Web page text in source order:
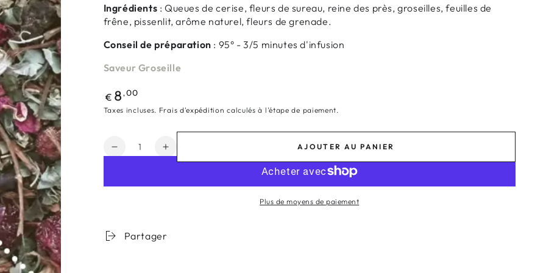
Ingrédients : Queues de cerise, fleurs de sureau, reine des près, groseilles, feuilles de
frêne, pissenlit, arôme naturel, fleurs de grenade.
Conseil de préparation : 95° - 3/5 minutes d'infusion
Saveur Groseille
Prix
normal
€ 8 ,00
Taxes incluses. Frais d'expédition calculés à l'étape de paiement.
Quantité
Réduire
de
&quot;Éclat
Augmenter
de
AJOUTER AU PANIER
Plus de moyens de paiement
Partager